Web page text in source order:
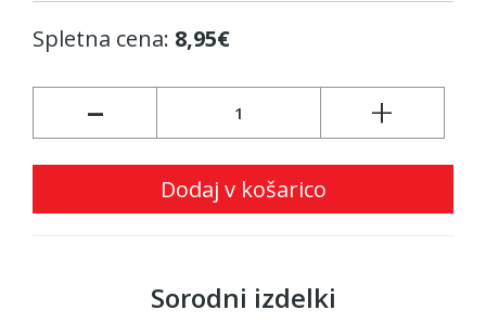
Spletna cena: 8,95€
- +
Dodaj v košarico
Sorodni izdelki